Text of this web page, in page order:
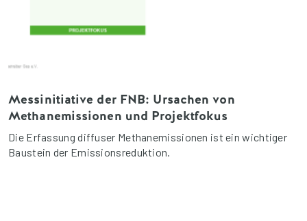
Messinitiative der FNB: Ursachen von
Methanemissionen und Projektfokus
Die Erfassung diffuser Methanemissionen ist ein wichtiger
Baustein der Emissionsreduktion.